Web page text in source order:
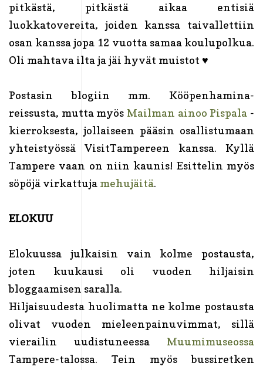
pitkästä, pitkästä aikaa entisiä
luokkatovereita, joiden kanssa taivallettiin
osan kanssa jopa 12 vuotta samaa koulupolkua.
Oli mahtava ilta ja jäi hyvät muistot ♥
Postasin blogiin mm. Kööpenhamina-
reissusta, mutta myös Mailman ainoo Pispala -
kierroksesta, jollaiseen pääsin osallistumaan
yhteistyössä VisitTampereen kanssa. Kyllä
Tampere vaan on niin kaunis! Esittelin myös
söpöjä virkattujamehujäitä.
ELOKUU
Elokuussa julkaisin vain kolme postausta,
joten kuukausi oli vuoden hiljaisin
bloggaamisen saralla.
Hiljaisuudesta huolimatta ne kolme postausta
olivat vuoden mieleenpainuvimmat, sillä
vierailin uudistuneessa Muumimuseossa
Tampere-talossa. Tein myös bussiretken